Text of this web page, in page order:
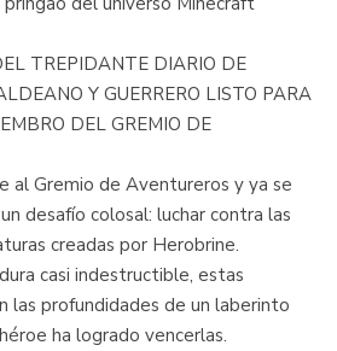
TREPIDANTE DIARIO DE
Y GUERRERO LISTO PARA
DEL GREMIO DE
al Gremio de Aventureros y ya se
desafío colosal: luchar contra las
creadas por Herobrine.
casi indestructible, estas
las profundidades de un laberinto
ha logrado vencerlas.